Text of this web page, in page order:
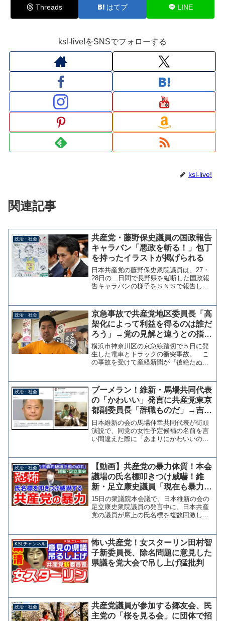
Threads はてブ LINE
ksl-live!をSNSでフォローする
ksl-live!
関連記事
政治・社会
共産党・藤野保史議員の国政報告
キャラバン「悪政を斬る！」包丁
を持ったイラストが掲げられる
日本共産党の藤野保史衆院議員は、27・
28日の二日間で長野県を縦断した国政報
告キャラバンの様子をＳＮＳで報告し
振り上げるイラストが描かれている。キ
ャラバン番外編③今日も...
政治・社会
京急事故で共産党地区委員長「高
架化によって利益を得るのは誰だ
ろう」→党の見解と違うとの指摘
受け投稿削除
横浜市神奈川区の京急線踏切で５日に発
生した電車とトラックの衝突事故。 こ
の事故を受けて産経新聞が『後絶たぬ踏
品川地区委員長の香西克介氏が「ホント
にそうなら昭和の時代に事故...
政治・社会
ブーメラン！維新・馬場共同代表
の「かわいい」発言に共産党東京
都副委員長「辞職ものだ」→吉良
よし子議員に”かわいい”と投稿し
ていた過去が掘られる
日本維新の会の馬場伸幸共同代表が街頭
演説で、同党の女性予定候補の名前を言
い間違えた際に「あまりにかわいいので
田川豊氏は5日、記事を引用し「これで、
普通は議員辞職ものだと...
政治・社会
【動画】共産党の暴力体質！本会
議場の氏名標叩きつけ威嚇！維
新・足立康史議員「現在も暴力主
義的破壊活動の恐れがある」
15日の衆議院本会議で、日本維新の会の
足立康史衆院議員の発言中に、日本共産
党の議員が席上の氏名標を複数回激しく
となっているという発言を妨害する目的
と思われるが、大島委員...
KSLチャンネル
怖い共産党！女スターリン田村智
子新委員長、除名問題に意見した
県議を党大会で吊し上げ猛批判
政治・社会
共産党議員が参加する郷友会、民
主党の「桜を見る会」に団体で招